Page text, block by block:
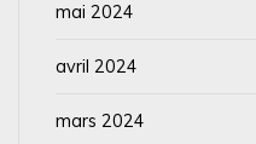
mai 2024
avril 2024
mars 2024